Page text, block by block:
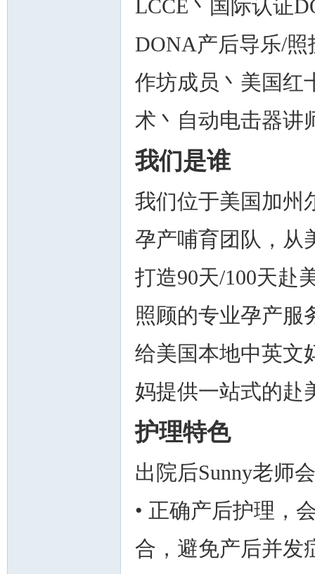
LCCE丶国际认证
DONA产后导乐/照
作坊成员丶美国红
术丶自动电击器讲
我们是谁
我们位于美国加州
孕产哺育团队，从
打造90天/100天赴
照顾的专业孕产服
给美国本地中英文
妈提供一站式的赴
护理特色
出院后Sunny老师
• 正确产后护理，
合，避免产后并发